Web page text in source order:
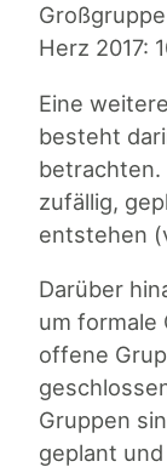
Herz 2017:
Eine
besteht
betrachten.
zufällig,
entstehen
Darüber
um formale
offene
Gruppen
geplant